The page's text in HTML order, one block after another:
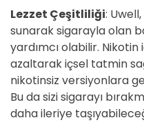
Lezzet Çeşitliliği:
sunarak sigarayla olan
yardımcı olabilir.
azaltarak içsel tatmin
nikotinsiz versiyonlara
Bu da sizi sigarayı
daha ileriye